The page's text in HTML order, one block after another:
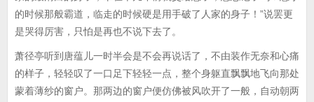
的时候那般霸道，临走的时候硬是用手破了人家的身子！”说罢更
是哭得厉害，只怕是再也不说下去了。
萧径亭听到唐蕴儿一时半会是不会再说话了，不由装作无奈和心痛
的样子，轻轻叹了一口足下轻轻一点，整个身躯直飘飘地飞向那处
蒙着薄纱的窗户。那两边的窗户便仿佛被风吹开了一般，自动朝两